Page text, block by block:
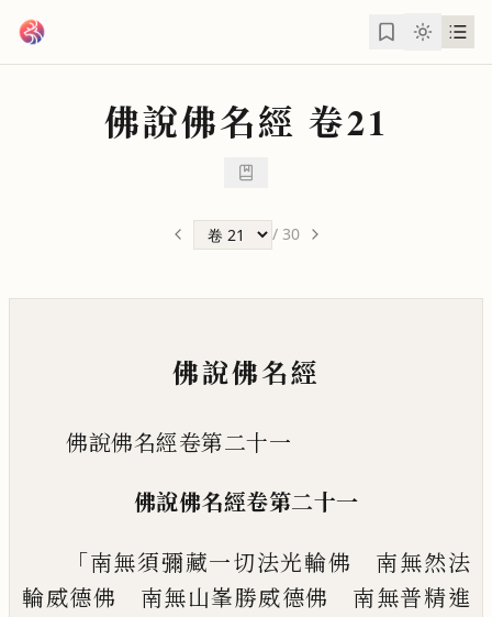
佛說佛名經 卷21
/ 30
佛說佛名經
佛說佛名經卷第二十一
佛說佛名經卷第二十一
「南無須彌藏一切法光輪佛 南無然法
輪威德佛 南無山峯勝威德佛 南無普精進